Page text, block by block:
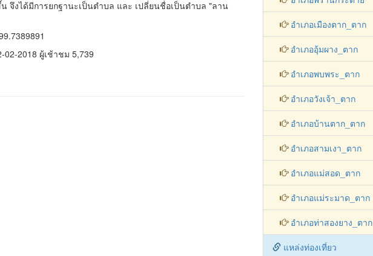
จึงได้มีการยกฐานะเป็นตำบล และ เปลี่ยนชื่อเป็นตำบล "ลาน
02-2018 ผู้เช้าชม 5,739
อำเภอเมืองตาก_ตาก
อำเภออุ้มผาง_ตาก
อำเภอพบพระ_ตาก
อำเภอวังเจ้า_ตาก
อำเภอบ้านตาก_ตาก
อำเภอสามเงา_ตาก
อำเภอแม่สอด_ตาก
อำเภอแม่ระมาด_ตาก
อำเภอท่าสองยาง_ตาก
แหล่งท่องเที่ยว